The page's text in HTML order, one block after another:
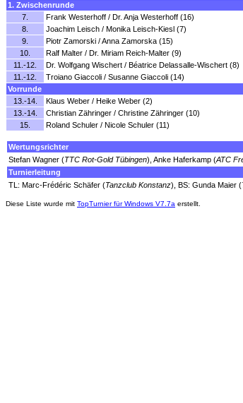
1. Zwischenrunde
7.
Frank Westerhoff / Dr. Anja Westerhoff (16)
8.
Joachim Leisch / Monika Leisch-Kiesl (7)
9.
Piotr Zamorski / Anna Zamorska (15)
10.
Ralf Malter / Dr. Miriam Reich-Malter (9)
11.-12.
Dr. Wolfgang Wischert / Béatrice Delassalle-Wischert (8)
11.-12.
Troiano Giaccoli / Susanne Giaccoli (14)
Vorrunde
13.-14.
Klaus Weber / Heike Weber (2)
13.-14.
Christian Zähringer / Christine Zähringer (10)
15.
Roland Schuler / Nicole Schuler (11)
Wertungsrichter
Stefan Wagner (TTC Rot-Gold Tübingen), Anke Haferkamp (ATC
Turnierleitung
TL: Marc-Frédéric Schäfer (Tanzclub Konstanz), BS: Gunda Maier (
Diese Liste wurde mit TopTurnier für Windows V7.7a erstellt.